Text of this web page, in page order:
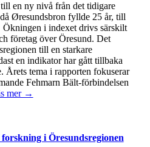
en ny nivå från det tidigare
Øresundsbron fyllde 25 år, till
i indexet drivs särskilt
företag över Öresund. Det
till en starkare
en indikator har gått tillbaka
Årets tema i rapporten fokuserar
Fehmarn Bält-förbindelsen
mer →
i Öresundsregionen